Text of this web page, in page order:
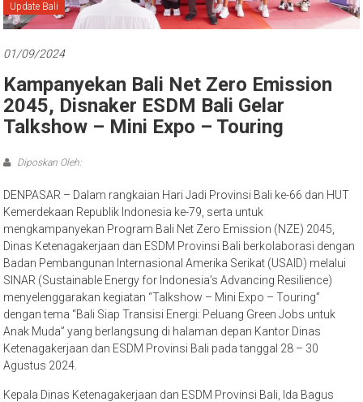
Bali
Update Bali
01/09/2024
Kampanyekan Bali Net Zero Emission
2045, Disnaker ESDM Bali Gelar
Talkshow – Mini Expo – Touring
Diposkan Oleh:
DENPASAR – Dalam rangkaian Hari Jadi Provinsi Bali ke-66 dan HUT
Kemerdekaan Republik Indonesia ke-79, serta untuk
mengkampanyekan Program Bali Net Zero Emission (NZE) 2045,
Dinas Ketenagakerjaan dan ESDM Provinsi Bali berkolaborasi dengan
Badan Pembangunan Internasional Amerika Serikat (USAID) melalui
SINAR (Sustainable Energy for Indonesia’s Advancing Resilience)
menyelenggarakan kegiatan “Talkshow – Mini Expo – Touring”
dengan tema “Bali Siap Transisi Energi: Peluang Green Jobs untuk
Anak Muda” yang berlangsung di halaman depan Kantor Dinas
Ketenagakerjaan dan ESDM Provinsi Bali pada tanggal 28 – 30
Agustus 2024.
Kepala Dinas Ketenagakerjaan dan ESDM Provinsi Bali, Ida Bagus